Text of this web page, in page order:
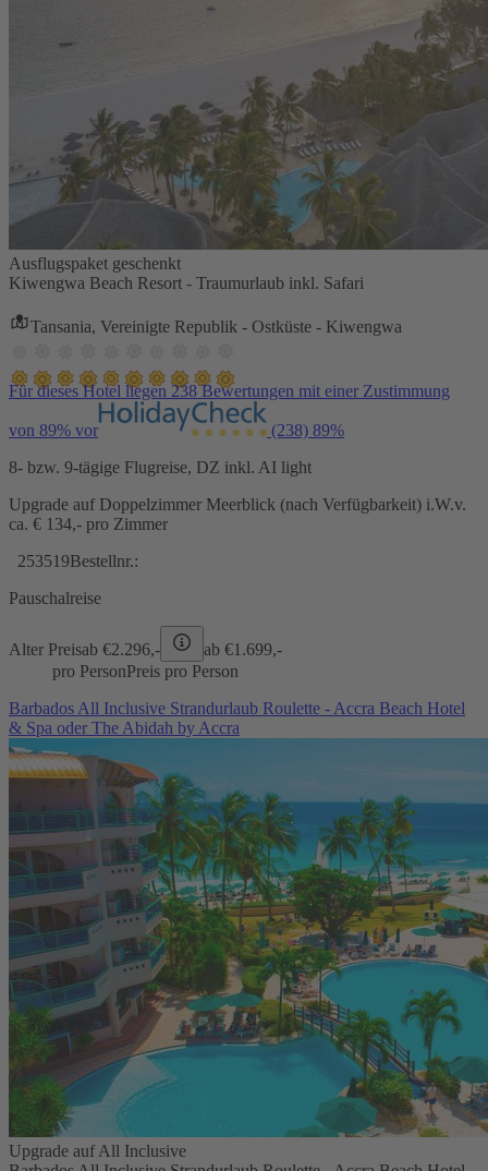
Ausflugspaket geschenkt
Kiwengwa Beach Resort - Traumurlaub inkl. Safari
Tansania, Vereinigte Republik - Ostküste - Kiwengwa
Für dieses Hotel liegen 238 Bewertungen mit einer Zustimmung
von 89% vor (238) 89%
8- bzw. 9-tägige Flugreise, DZ inkl. AI light
Upgrade auf Doppelzimmer Meerblick (nach Verfügbarkeit) i.W.v.
ca. € 134,- pro Zimmer
253519Bestellnr.:
Pauschalreise
Alter Preisab €2.296,- ab €1.699,-
pro PersonPreis pro Person
Barbados All Inclusive Strandurlaub Roulette - Accra Beach Hotel
& Spa oder The Abidah by Accra
Upgrade auf All Inclusive